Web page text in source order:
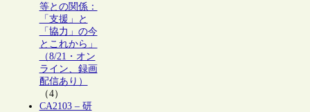
等との関係：
「支援」と
「協力」の今
とこれから」
（8/21・オン
ライン、録画
配信あり）
（4）
CA2103 – 研